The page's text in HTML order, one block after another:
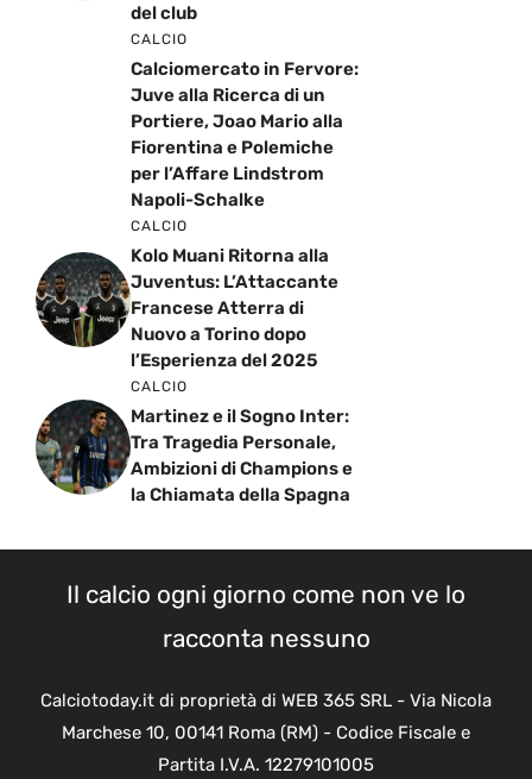
del club
CALCIO
Calciomercato in Fervore:
Juve alla Ricerca di un
Portiere, Joao Mario alla
Fiorentina e Polemiche
per l’Affare Lindstrom
Napoli-Schalke
CALCIO
Kolo Muani Ritorna alla
Juventus: L’Attaccante
Francese Atterra di
Nuovo a Torino dopo
l’Esperienza del 2025
CALCIO
Martinez e il Sogno Inter:
Tra Tragedia Personale,
Ambizioni di Champions e
la Chiamata della Spagna
Il calcio ogni giorno come non ve lo
racconta nessuno
Calciotoday.it di proprietà di WEB 365 SRL - Via Nicola
Marchese 10, 00141 Roma (RM) - Codice Fiscale e
Partita I.V.A. 12279101005